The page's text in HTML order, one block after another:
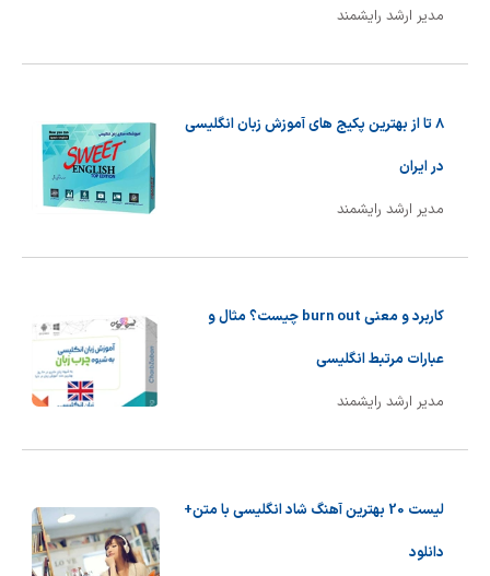
مدیر ارشد رایشمند
8 تا از بهترین پکیج های آموزش زبان انگلیسی
در ایران
مدیر ارشد رایشمند
کاربرد و معنی burn out چیست؟ مثال و
عبارات مرتبط انگلیسی
مدیر ارشد رایشمند
لیست 20 بهترین آهنگ شاد انگلیسی با متن+
دانلود